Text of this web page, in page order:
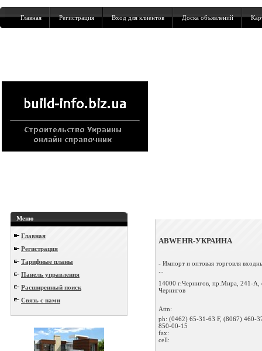
Главная Регистрация Вход для клиентов Доска объявлений
Меню
Главная
Регистрация
Тарифные планы
Панель управления
Расширенный поиск
Связь с нами
ABWEHR-УКРАИНА
- Импорт и оптовая торговля
14000 г.Чернигов, пр.Мира, 241-А,
Чернигов
Attn:
ph: (0462) 65-31-63 F, (8067) 460-
850-00-15
fax:
cell: